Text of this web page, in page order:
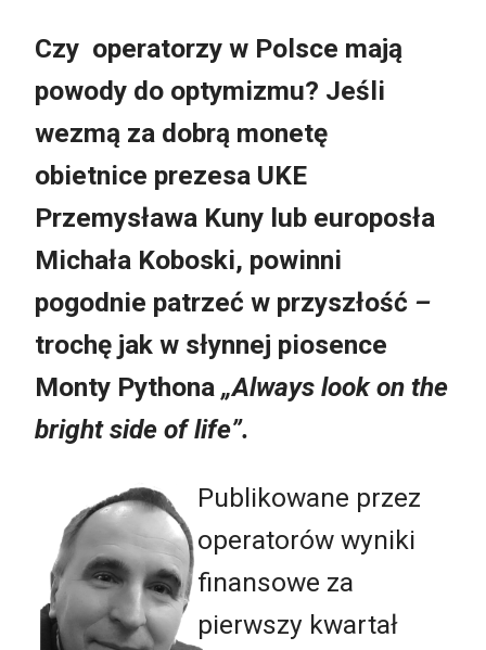
Czy operatorzy w Polsce mają
powody do optymizmu? Jeśli
wezmą za dobrą monetę
obietnice prezesa UKE
Przemysława Kuny lub europosła
Michała Koboski, powinni
pogodnie patrzeć w przyszłość –
trochę jak w słynnej piosence
Monty Pythona „Always look on the
bright side of life”.
Publikowane przez
operatorów wyniki
finansowe za
pierwszy kwartał